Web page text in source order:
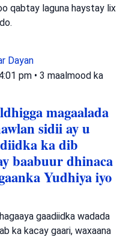
qabtay laguna haystay lix
Dayan
pm • 3 maalmood ka
magaalada
sidii ay u
ka dib
baabuur dhinaca
Yudhiya iyo
gaadiidka wadada
ka kacay gaari, waxaana